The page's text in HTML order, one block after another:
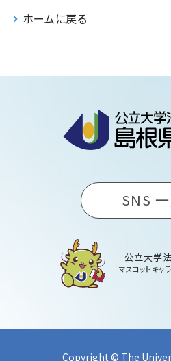
ホームに戻る
SNS
公立大学
マスコットキャ
Copyright © The